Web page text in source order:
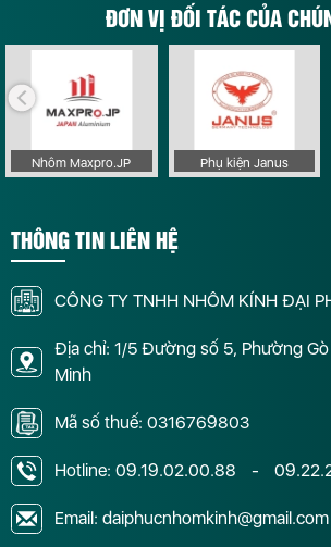
ĐƠN VỊ ĐỐI TÁC CỦA
Nhôm Maxpro.JP Phụ kiện Janus
THÔNG TIN LIÊN HỆ
CÔNG TY TNHH NHÔM KÍNH ĐẠI
Địa chỉ: 1/5 Đường số 5, Phường Gò
Minh
Mã số thuế: 0316769803
Hotline: 09.19.02.00.88 -
Email: daiphucnhomkinh@gmail.com